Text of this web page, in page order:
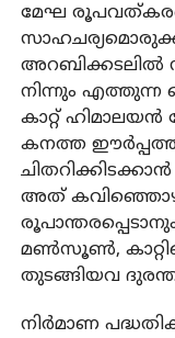
മേഘ
അറബിക്കടലിൽ
നിന്നും
കാറ്റ്
കനത്ത
അത്
മൺസൂൺ,
തുടങ്ങിയവ
നിർമാണ